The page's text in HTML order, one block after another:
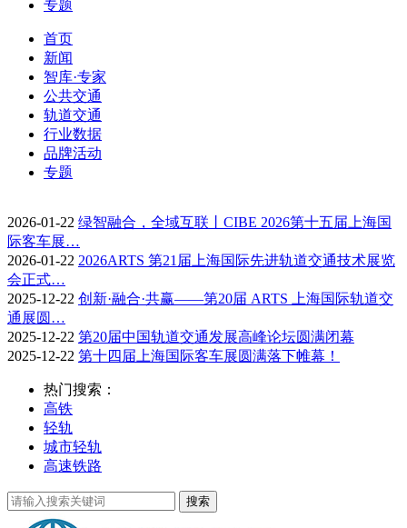
专题
首页
新闻
智库·专家
公共交通
轨道交通
行业数据
品牌活动
专题
2026-01-22 绿智融合，全域互联丨CIBE 2026第十五届上海国
际客车展…
2026-01-22 2026ARTS 第21届上海国际先进轨道交通技术展览
会正式…
2025-12-22 创新·融合·共赢——第20届 ARTS 上海国际轨道交
通展圆…
2025-12-22 第20届中国轨道交通发展高峰论坛圆满闭幕
2025-12-22 第十四届上海国际客车展圆满落下帷幕！
热门搜索：
高铁
轻轨
城市轻轨
高速铁路